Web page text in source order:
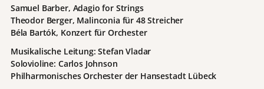
Samuel Barber, Adagio for Strings
Theodor Berger, Malinconia für 48 Streicher
Béla Bartók, Konzert für Orchester
Musikalische Leitung: Stefan Vladar
Solovioline: Carlos Johnson
Philharmonisches Orchester der Hansestadt Lübeck